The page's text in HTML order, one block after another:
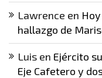
Lawrence en
hallazgo de
Luis en Ejército
Eje Cafetero y